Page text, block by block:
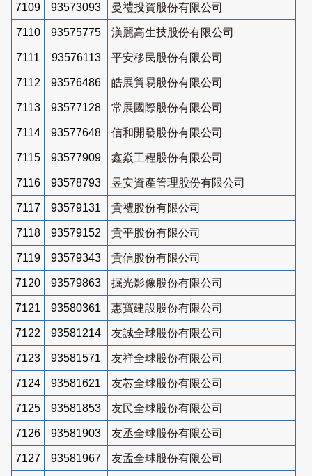
7109 93573093 曼禮投資股份有限公司
7110 93575775 渼麗高生技股份有限公司
7111 93576113 平安移民股份有限公司
7112 93576486 皓展貿易股份有限公司
7113 93577128 常展國際股份有限公司
7114 93577648 信和開發股份有限公司
7115 93577909 鑫焱工程股份有限公司
7116 93578793 昱安資產管理股份有限公司
7117 93579131 貴禮股份有限公司
7118 93579152 貴平股份有限公司
7119 93579343 貴信股份有限公司
7120 93579863 掘光影像股份有限公司
7121 93580361 惠寶建設股份有限公司
7122 93581214 友誠全球股份有限公司
7123 93581571 友祥全球股份有限公司
7124 93581621 友芯全球股份有限公司
7125 93581853 友民全球股份有限公司
7126 93581903 友丞全球股份有限公司
7127 93581967 友孟全球股份有限公司